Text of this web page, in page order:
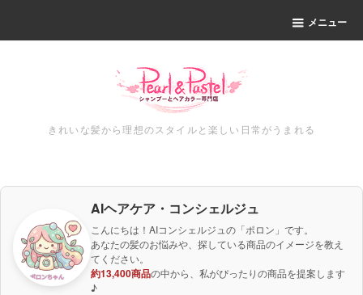
メニュー
きれいな髪から理想のスタイルと楽しい日常がうまれる
AIヘアケア・コンシェルジュ
こんにちは！AIコンシェルジュの「ポロン」です。
あなたの髪のお悩みや、探している商品のイメージを教え
てください。
約13,400商品の中から、私がぴったりの商品を提案します
♪